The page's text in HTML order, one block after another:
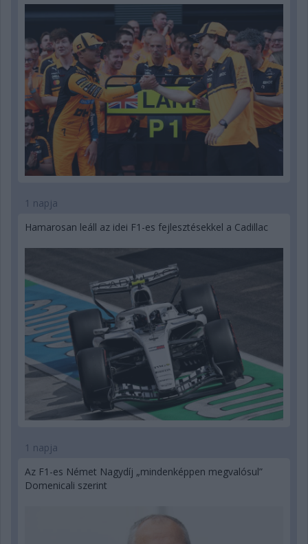
1 napja
Hamarosan leáll az idei F1-es fejlesztésekkel a Cadillac
1 napja
Az F1-es Német Nagydíj „mindenképpen megvalósul”
Domenicali szerint